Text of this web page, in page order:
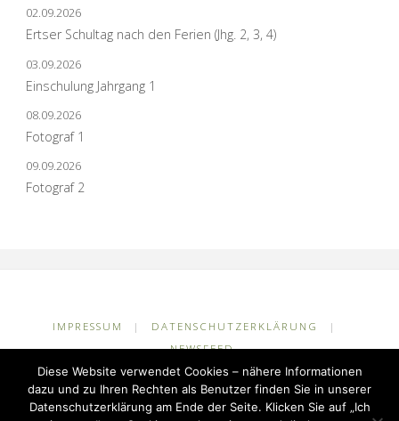
02.09.2026
Ertser Schultag nach den Ferien (Jhg. 2, 3, 4)
03.09.2026
Einschulung Jahrgang 1
08.09.2026
Fotograf 1
09.09.2026
Fotograf 2
IMPRESSUM | DATENSCHUTZERKLÄRUNG
|
NEWSFEED
©2026 Grundschule Kuhlerkamp
Diese Website verwendet Cookies – nähere Informationen
dazu und zu Ihren Rechten als Benutzer finden Sie in unserer
Datenschutzerklärung am Ende der Seite. Klicken Sie auf „Ich